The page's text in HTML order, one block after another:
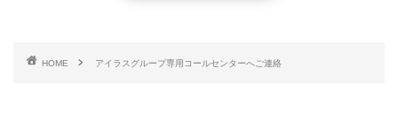
HOME アイラスグループ専用コールセンターへご連絡